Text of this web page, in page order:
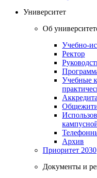
Университет
Об
Учебно-
Ректор
Учебные
Архив
Приоритет 2030
Документы и